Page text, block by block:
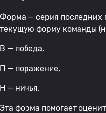
Форма — серия последних
текущую форму команды
В — победа,
П — поражение,
Н — ничья.
Эта форма помогает